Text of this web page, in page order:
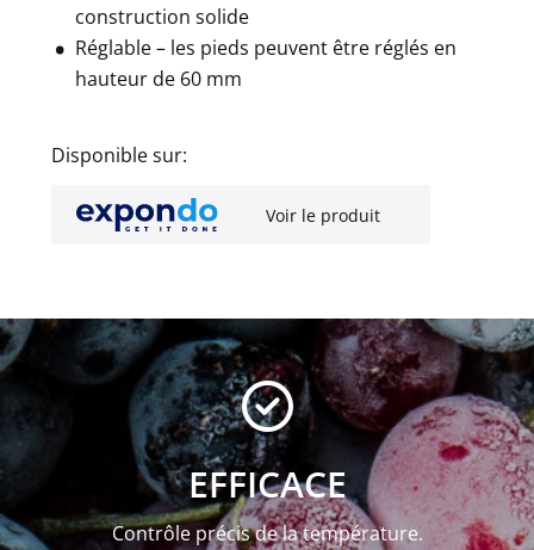
construction solide
Réglable – les pieds peuvent être réglés en
hauteur de 60 mm
Disponible sur:
Voir le produit
EFFICACE
Contrôle précis de la température.